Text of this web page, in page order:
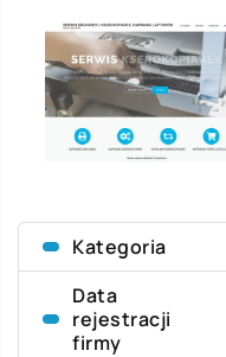
Kategoria
Data
rejestracji
firmy